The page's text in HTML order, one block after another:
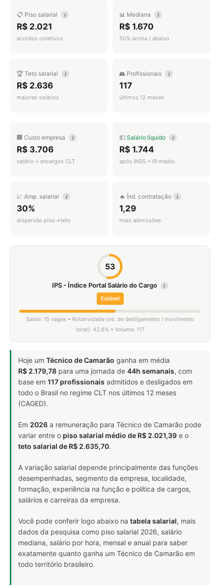
📋 Piso salarial i
R$ 2.021
acordos coletivos
📊 Mediana i
R$ 1.670
50% acima / abaixo
🏆 Teto salarial i
R$ 2.636
maiores salários
👥 Profissionais i
117
últimos 12 meses
🏢 Custo empresa i
R$ 3.706
salário + encargos CLT
💵 Salário líquido i
R$ 1.744
após INSS + IR médio
📈 Amp. salarial i
30%
dispersão piso→teto
🔥 Índ. contratação i
1,29
mais admissões
53
IPS - Índice Portal Salário do Cargo i
Estável
Saldo: 15 vagas • Rotatividade (int. de desligamento / movimento
total): 43,6% • Volume: 117
Hoje um Técnico de Camarão ganha em média
R$ 2.179,78 para uma jornada de 44h semanais, com
base em 117 profissionais admitidos e desligados em
todo o Brasil no regime CLT nos últimos 12 meses
(CAGED).
Em 2026 a remuneração para Técnico de Camarão pode
variar entre o piso salarial médio de R$ 2.021,39 e o
teto salarial de R$ 2.635,70.
A variação salarial depende principalmente das funções
desempenhadas, segmento da empresa, localidade,
formação, experiência na função e política de cargos,
salários e carreiras da empresa.
Você pode conferir logo abaixo na tabela salarial, mais
dados da pesquisa como piso salarial 2026, salário
mediana, salário por hora, mensal e anual para saber
exatamente quanto ganha um Técnico de Camarão em
todo território brasileiro.